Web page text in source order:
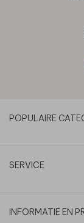
POPULAIRE
SERVICE
INFORMATIE EN